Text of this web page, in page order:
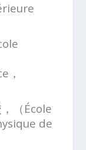
，
（École
de